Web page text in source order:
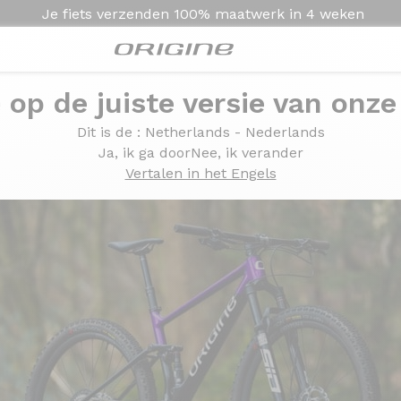
Je fiets verzenden 100% maatwerk in 4 weken
de juiste versie van
Dit is de : Netherlands - Nederlands
Ja, ik ga doorNee, ik verander
Vertalen in het Engels
FS: de ideale schoonzoon
FS: de ideale